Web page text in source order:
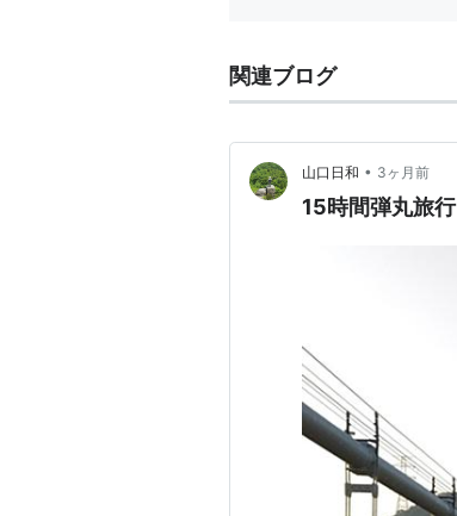
関連ブログ
山口日和 • 3ヶ月前
15時間弾丸旅行